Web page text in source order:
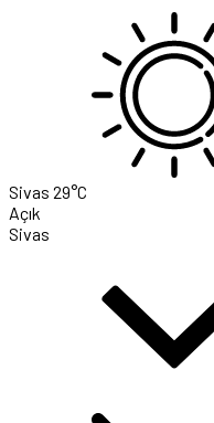
Sivas 29°C
Açık
Sivas